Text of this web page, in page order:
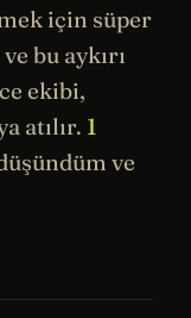
için süper
bu aykırı
ekibi,
atılır. 1
ve